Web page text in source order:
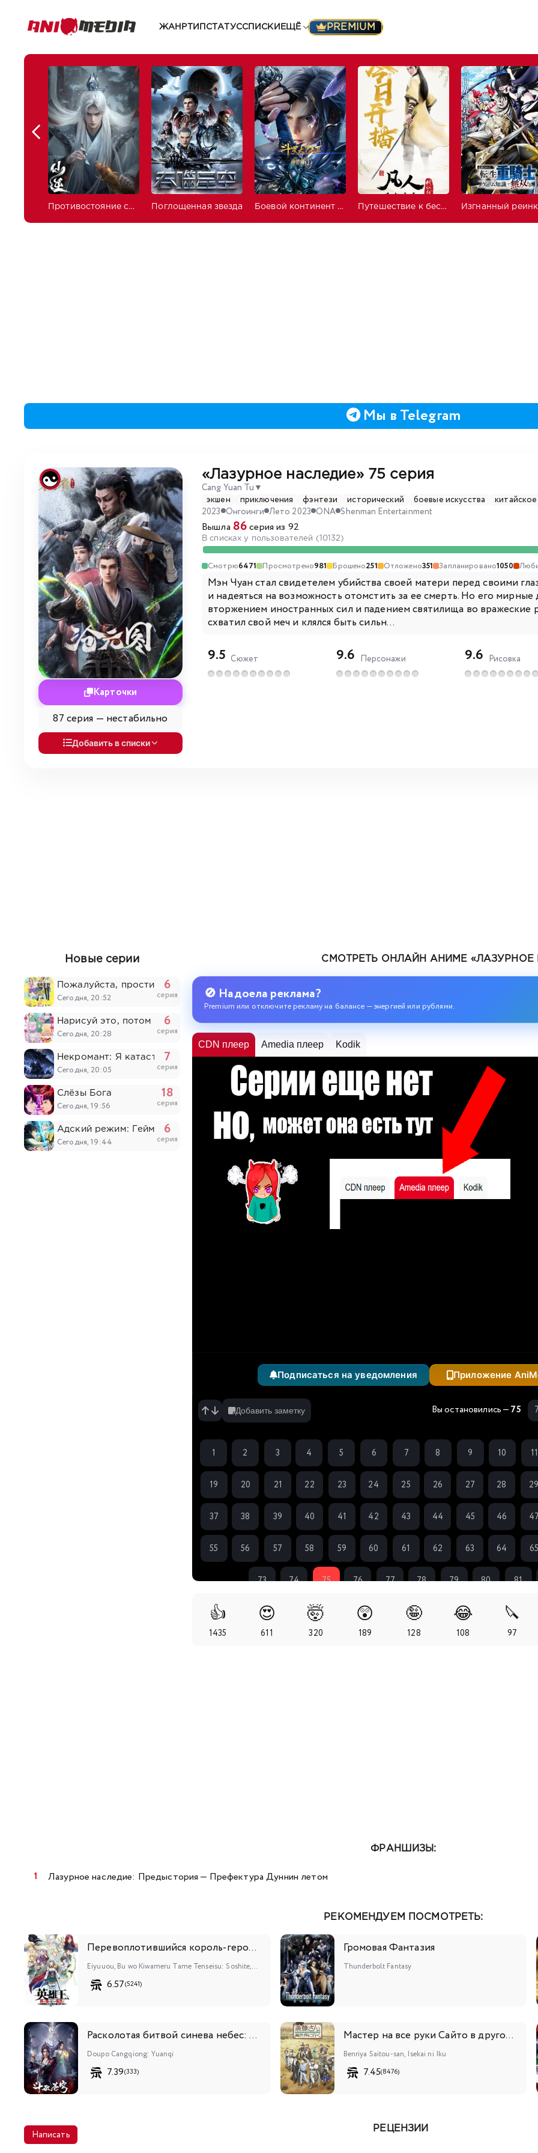
ЖАНРТИП СТАТУССПИСКИ ЕЩЁ PREMIUM
Противостояние святого Поглощенная звезда Боевой континент 2: Непревзойдённый клан Тан Путешествие к бессмертию
Мы в Telegram
Карточки
87 серия — нестабильно
Добавить в списки
«Лазурное наследие»75 серия
Cang Yuan Tu ▼
экшен приключения фэнтези исторический боевые искусства китайское
2023 Онгоинги Лето 2023 ONA Shenman Entertainment
Вышла 86серия из 92
В списках у пользователей (10132)
Смотрю6471 Просмотрено981 Брошено251 Отложено351 Запланировано1050
Мэн Чуан стал свидетелем убийства своей матери перед своими
и надеяться на возможность отомстить за ее смерть. Но его
вторжением иностранных сил и падением святилища во
схватил свой меч и клялся быть сильн...
9.5 Сюжет 9.6 Персонажи 9.6 Рисовка
СМОТРЕТЬ ОНЛАЙН АНИМЕ «ЛАЗУРНОЕ
🚫 Надоела реклама?
Premium или отключите рекламу на балансе — энергией или рублями.
CDN плеер Amedia плеер Kodik
Подписаться на уведомления Приложение
Добавить заметку Вы остановились —75
1 2 3 4 5 6 7 8 9 10 11
19 20 21 22 23 24 25 26 27 28 29
37 38 39 40 41 42 43 44 45 46 47
55 56 57 58 59 60 61 62 63 64 65
73 74 75 76 77 78 79 80 81
👍
1435
😍
611
🤯
320
😲
189
🤪
128
😂
108
🔪
97
Новые серии
Пожалуйста, простите моих младших братьев
Сегодня, 20:52
6
серия
Нарисуй это, потом умри
Сегодня, 20:28
6
серия
Некромант: Я катастрофа
Сегодня, 20:05
7
серия
Слёзы Бога
Сегодня, 19:56
18
серия
Адский режим: Геймер, который любит спидран, становится бесподобным в параллельном мире с
Сегодня, 19:44
6
серия
ФРАНШИЗЫ:
Лазурное наследие: Предыстория — Префектура Дуннин летом
РЕКОМЕНДУЕМ ПОСМОТРЕТЬ:
Перевоплотившийся король-герой, ставший самой сильной ученицей рыцаря
Eiyuuou, Bu wo Kiwameru Tame Tenseisu: Soshite, Sekai Saikyou no Minarai Kishi♀
6.57(5241)
Громовая Фантазия
Thunderbolt Fantasy
Расколотая битвой синева небес: Происхождение
Doupo Cangqiong: Yuanqi
7.39(333)
Мастер на все руки Сайто в другом мире
Benriya Saitou-san, Isekai ni Iku
7.45(8476)
Написать
РЕЦЕНЗИИ